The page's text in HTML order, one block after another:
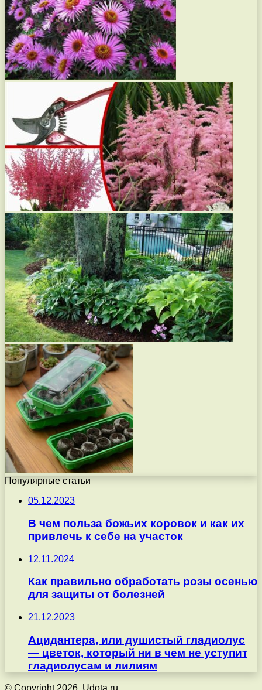
Популярные статьи
05.12.2023
В чем польза божьих коровок и как их
привлечь к себе на участок
12.11.2024
Как правильно обработать розы осенью
для защиты от болезней
21.12.2023
Ацидантера, или душистый гладиолус
— цветок, который ни в чем не уступит
гладиолусам и лилиям